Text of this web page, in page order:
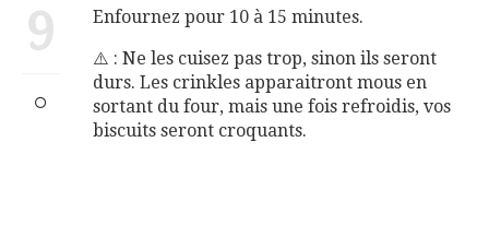
9
Enfournez pour 10 à 15 minutes.
⚠️ : Ne les cuisez pas trop, sinon ils seront
durs. Les crinkles apparaitront mous en
sortant du four, mais une fois refroidis, vos
biscuits seront croquants.